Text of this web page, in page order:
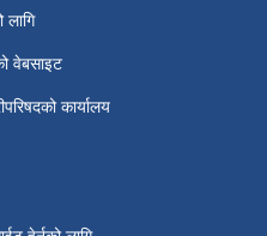
वेबसाइट
कार्यालय